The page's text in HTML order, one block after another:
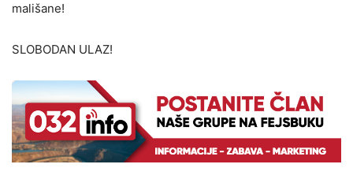
mališane!
SLOBODAN ULAZ!